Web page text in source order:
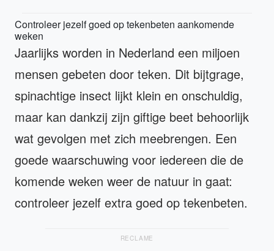
Controleer jezelf goed op tekenbeten aankomende
weken
Jaarlijks worden in Nederland een miljoen
mensen gebeten door teken. Dit bijtgrage,
spinachtige insect lijkt klein en onschuldig,
maar kan dankzij zijn giftige beet behoorlijk
wat gevolgen met zich meebrengen. Een
goede waarschuwing voor iedereen die de
komende weken weer de natuur in gaat:
controleer jezelf extra goed op tekenbeten.
RECLAME